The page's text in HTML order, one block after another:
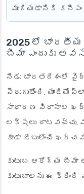
ముగియడానికి కనీసం
2025 లో భారతీయ
బీమా ఎందుకు
నేడు భారతదేశంలో
పెరుగుతోంది.
సాధారణ విధానాల
లక్షలు దాటవచ్చు.
కూడా జేబులోంచి
కుటుంబ ఆరోగ్య
కుటుంబాలను ఈ